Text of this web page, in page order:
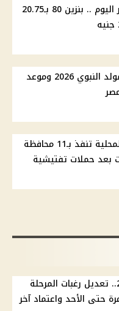
أسعار الوقود في مصر اليوم .. بنزين 80 بـ20.75
موقف ترحيل إجازة المولد النبوي 2026 وموعد
قرارات وزيرة التنمية المحلية تنفذ بـ11 محافظة
بعد حملات تفتيشية
تنسيق الجامعات 2026.. تعديل رغبات المرحلة
حتى الأحد واعتماد آخر